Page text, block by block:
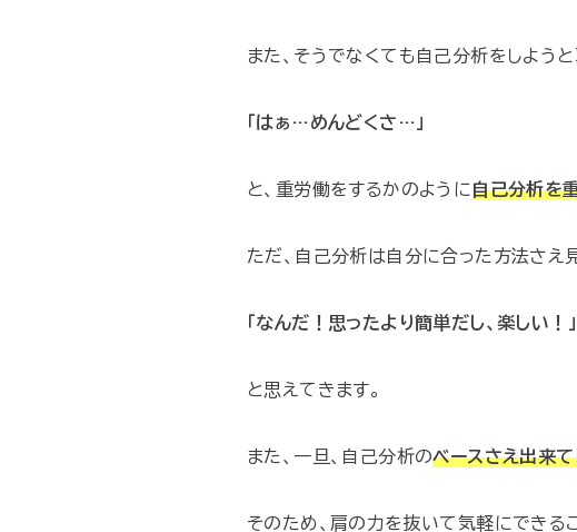
また、そうでなくても自己分析をしよう
「はぁ…めんどくさ…」
と、重労働をするかのように自己分析を
ただ、自己分析は自分に合った方法さえ
「なんだ！思ったより簡単だし、楽しい！」
と思えてきます。
また、一旦、自己分析のベースさえ出来
そのため、肩の力を抜いて気軽にできる